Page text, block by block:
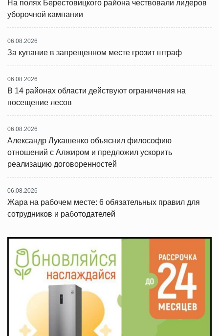
На полях Берестовицкого района чествовали лидеров
уборочной кампании
06.08.2026
За купание в запрещенном месте грозит штраф
06.08.2026
В 14 районах области действуют ограничения на
посещение лесов
06.08.2026
Александр Лукашенко объяснил философию
отношений с Алжиром и предложил ускорить
реализацию договоренностей
06.08.2026
Жара на рабочем месте: 6 обязательных правил для
сотрудников и работодателей